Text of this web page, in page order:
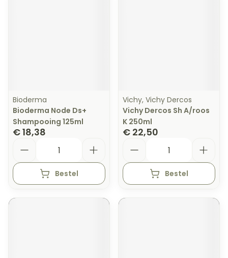
Bioderma
Bioderma Node Ds+
Shampooing 125ml
€ 18,38
Bestel
Vichy, Vichy Dercos
Vichy Dercos Sh A/roos
K 250ml
€ 22,50
Bestel